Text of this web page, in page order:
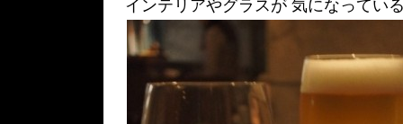
インテリアやグラスが 気になってい